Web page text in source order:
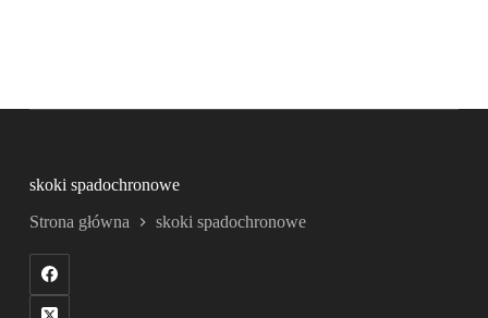
skoki spadochronowe
Strona główna skoki spadochronowe